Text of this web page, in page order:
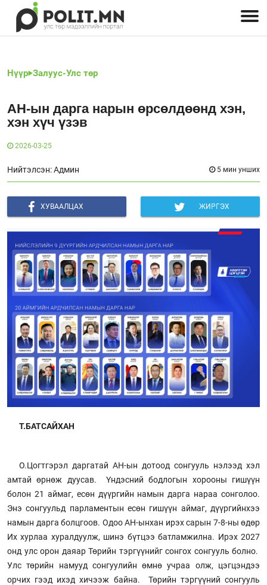
Нүүр Залуус-Улс төр
АН-ын дарга нарын өрсөлдөөнд хэн,
хэн хүч үзэв
2026-03-25
Нийтэлсэн: Админ 5 мин унших
ХУВААЛЦАХ ЖИРГЭХ
Т.БАТСАЙХАН
О.Цогтгэрэл даргатай АН-ын дотоод сонгууль нэлээд хэл
амтай өрнөж дуусав. Үндэсний бодлогын хорооны гишүүн
болон 21 аймаг, есөн дүүргийн намын дарга нараа сонголоо.
Энэ сонгуульд парламентын есөн гишүүн аймаг, дүүргийнхээ
намын дарга болцгоов. Одоо АН-ынхан ирэх сарын 7-8-ны өдөр
Их хурлаа хуралдуулж, шинэ бүтцээ батламжилна. Ирэх 2027
онд улс орон даяар Төрийн тэргүүнийг сонгох сонгууль болно.
Улс төрийн намууд сонгуулийн өмнө учраа олж, цэгцэндээ
орчих гээд ихэд хичээж байна. Төрийн тэргүүний сонгууль